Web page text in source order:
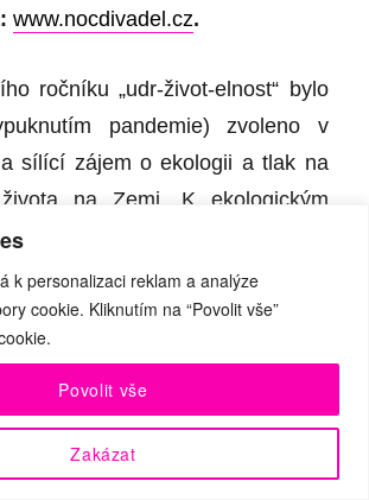
k personalizaci reklam a analýze
cookie. Kliknutím na “Povolit vše”
Zakázat
Povolit vše
www.nocdivadel.cz.
ročníku „udr-život-elnost“ bylo
pandemie) zvoleno v
sílící zájem o ekologii a tlak na
života na Zemi. K ekologickým
uměleck
provozu, se nyní neč
émata existenční.Na programu
musejí být v současn
budou nejen virtuální
épřenosy, ale například také
hry pro děti i dospěl